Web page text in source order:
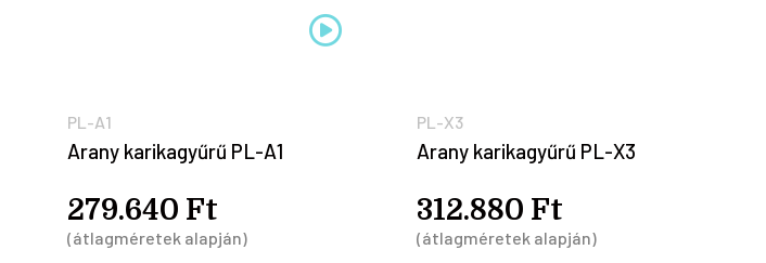
PL-A1
Arany karikagyűrű PL-A1
279.640 Ft
(átlagméretek alapján)
PL-X3
Arany karikagyűrű PL-X3
312.880 Ft
(átlagméretek alapján)